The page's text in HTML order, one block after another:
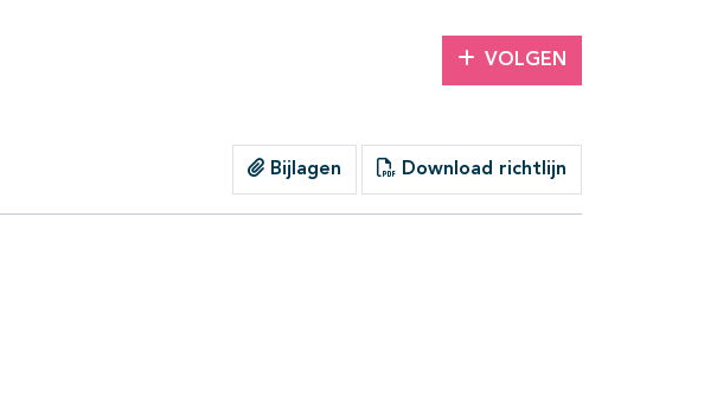
VOLGEN
Bijlagen Download richtlijn